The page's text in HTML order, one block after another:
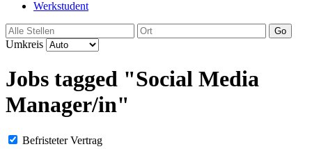
Werkstudent
Go
Umkreis
Jobs tagged "Social Media
Manager/in"
Befristeter Vertrag